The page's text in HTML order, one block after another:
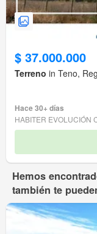
$ 37.000.000
Terreno in Teno,
Hace 30+ días
HABITER EVOLUCIÓN
Hemos
también te